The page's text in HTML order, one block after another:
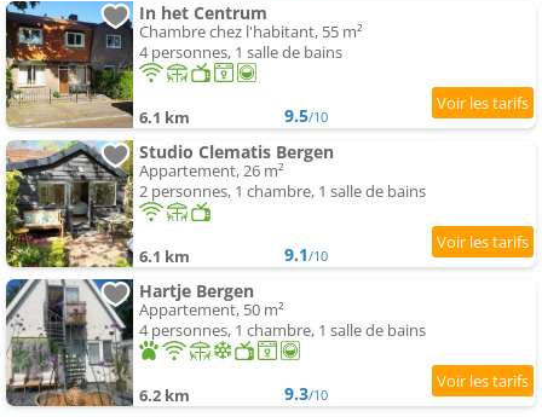
In het Centrum
Chambre chez l'habitant, 55 m²
4 personnes, 1 salle de bains
6.1 km 9.5/10
Studio Clematis Bergen
Appartement, 26 m²
2 personnes, 1 chambre, 1 salle de bains
6.1 km 9.1/10
Hartje Bergen
Appartement, 50 m²
4 personnes, 1 chambre, 1 salle de bains
6.2 km 9.3/10